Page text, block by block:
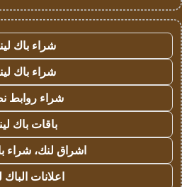
شراء باك
شراء باك
شراء روابط
باقات باك
اشراق لنك، شراء
اعلانات الباك